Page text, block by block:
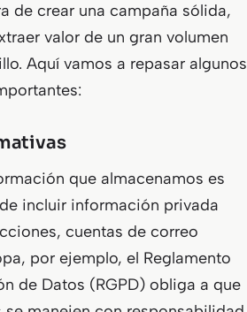
de crear una campaña sólida,
valor de un gran volumen
Aquí vamos a repasar algunos
que almacenamos es
incluir información privada
cuentas de correo
por ejemplo, el Reglamento
de Datos (RGPD) obliga a que